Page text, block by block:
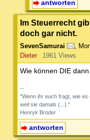
antworten
Im Steuerrecht
doch gar nicht.
SevenSamurai ,
Dieter
1961 Views
Wie können DIE
--
"Wenn ihr euch fragt, wie
weil sie damals (...)."
Henryk Broder
antworten